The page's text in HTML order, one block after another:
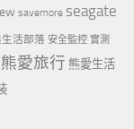
savemore seagate
活部落 安全監控 實測
熊愛旅行 熊愛生活